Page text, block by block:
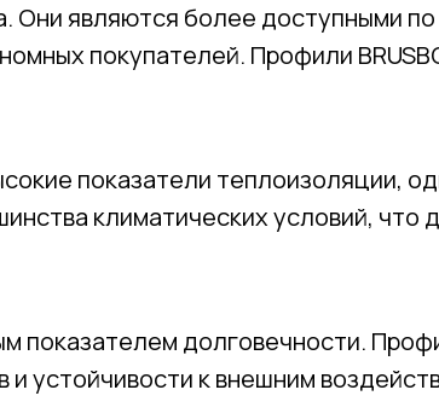
Они являются более доступными
покупателей. Профили
показатели теплоизоляции,
климатических условий, что
показателем долговечности.
и устойчивости к внешним